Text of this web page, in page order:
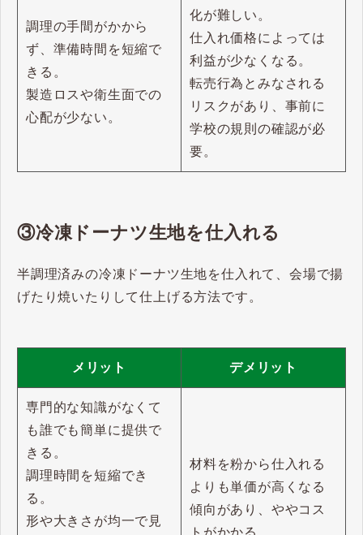
調理の手間がかから
ず、準備時間を短縮で
きる。
製造ロスや衛生面での
心配が少ない。
化が難しい。
仕入れ価格によっては
利益が少なくなる。
転売行為とみなされる
リスクがあり、事前に
学校の規則の確認が必
要。
③冷凍ドーナツ生地を仕入れる
半調理済みの冷凍ドーナツ生地を仕入れて、会場で揚
げたり焼いたりして仕上げる方法です。
メリット デメリット
専門的な知識がなくて
も誰でも簡単に提供で
きる。
調理時間を短縮でき
る。
形や大きさが均一で見
材料を粉から仕入れる
よりも単価が高くなる
傾向があり、ややコス